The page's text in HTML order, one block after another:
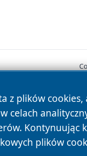
z plików
celach
Kontynuując
plików